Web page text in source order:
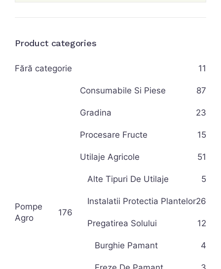
Product categories
Fără categorie 11
Pompe
Agro
176
Consumabile Si Piese 87
Gradina 23
Procesare Fructe 15
Utilaje Agricole 51
Alte Tipuri De Utilaje 5
Instalatii Protectia Plantelor26
Pregatirea Solului 12
Burghie Pamant 4